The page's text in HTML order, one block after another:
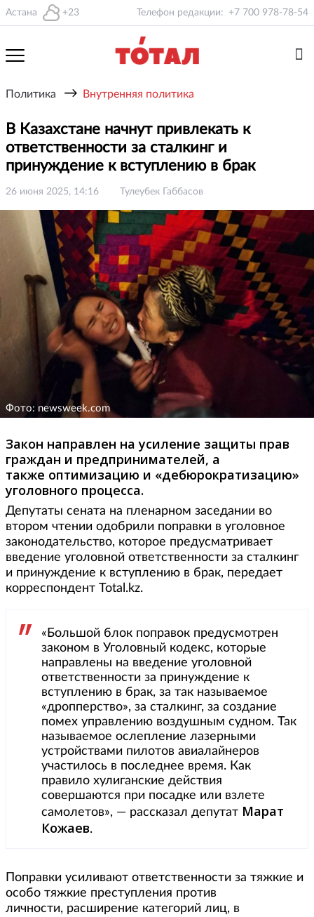
Астана +23 Телефон редакции: +7 700 978-78-54
Политика → Внутренняя политика
В Казахстане начнут привлекать к
ответственности за сталкинг и
принуждение к вступлению в брак
26 июня 2025, 14:16 Тулеубек Габбасов
Фото: newsweek.com
Закон направлен на усиление защиты прав
граждан и предпринимателей, а
также оптимизацию и «дебюрократизацию»
уголовного процесса.
Депутаты сената на пленарном заседании во
втором чтении одобрили поправки в уголовное
законодательство, которое предусматривает
введение уголовной ответственности за сталкинг
и принуждение к вступлению в брак, передает
корреспондент Total.kz.
«Большой блок поправок предусмотрен
законом в Уголовный кодекс, которые
направлены на введение уголовной
ответственности за принуждение к
вступлению в брак, за так называемое
«дропперство», за сталкинг, за создание
помех управлению воздушным судном. Так
называемое ослепление лазерными
устройствами пилотов авиалайнеров
участилось в последнее время. Как
правило хулиганские действия
совершаются при посадке или взлете
самолетов», — рассказал депутат Марат
Кожаев.
Поправки усиливают ответственности за тяжкие и
особо тяжкие преступления против
личности, расширение категорий лиц, в